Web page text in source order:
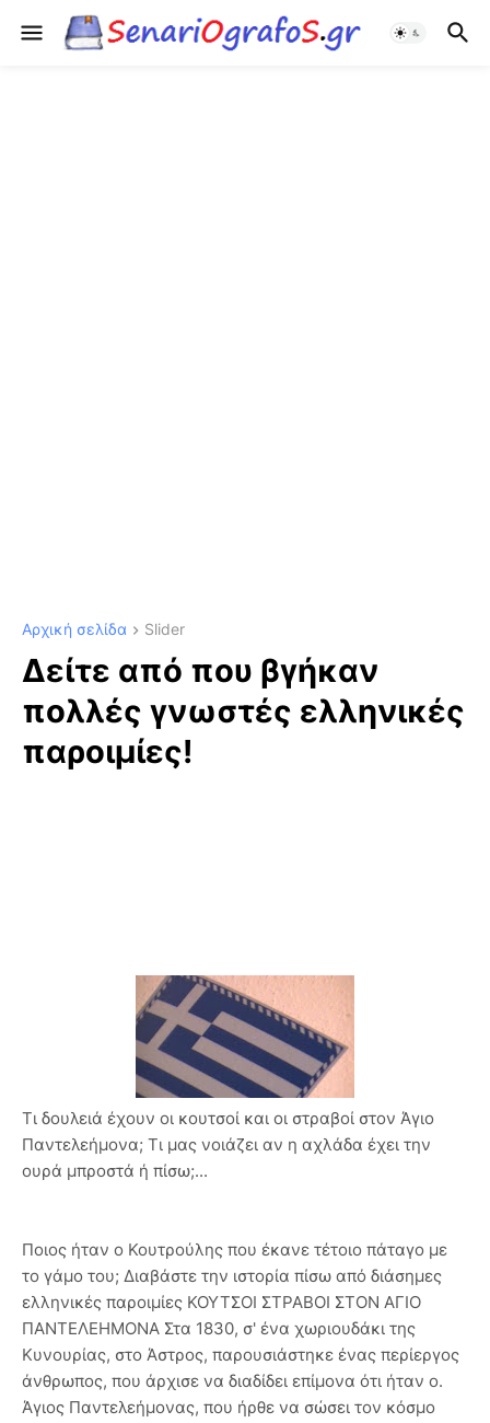
Αρχική σελίδα Slider
Δείτε από που βγήκαν
πολλές γνωστές ελληνικές
παροιμίες!
Τι δουλειά έχουν οι κουτσοί και οι στραβοί στον Άγιο
Παντελεήμονα; Τι μας νοιάζει αν η αχλάδα έχει την
ουρά μπροστά ή πίσω;...
Ποιος ήταν ο Κουτρούλης που έκανε τέτοιο πάταγο με το γάμο του; Διαβάστε την ιστορία πίσω από διάσημες ελληνικές παροιμίες ΚΟΥΤΣΟΙ ΣΤΡΑΒΟΙ ΣΤΟΝ ΑΓΙΟ ΠΑΝΤΕΛΕΗΜΟΝΑ Στα 1830, σ' ένα χωριουδάκι της Κυνουρίας, στο Άστρος, παρουσιάστηκε ένας περίεργος άνθρωπος, που άρχισε να διαδίδει επίμονα ότι ήταν ο. Άγιος Παντελεήμονας, που ήρθε να σώσει τον κόσμο από τις διάφορες αρρώστιες, που τον μάστιζαν. Όπως ξέρουμε όλοι μας σχεδόν, ο πραγματικός Άγιος Παντελεήμονας είναι ο προστάτης των ανάπηρων και οι Χριστιανοί πιστεύουν ότι γιατρεύει, εκτός από τις άλλες παθήσεις και τις παραμορφώσεις του σώματος, καθώς και τους τυφλούς. Ο άγνωστος, ωστόσο, του Άστρους δεν έκανε το παραμικρό θαύμα. Επειδή, όμως, δεν ενοχλούσε κανέναν με την παρουσία, τον άφηναν να λέει ό,τι θέλει. Παρ όλ' αυτά, η φήμη πως στο όμορφο χωριό της Κυνουρίας παρουσιάστηκε ο Άγιος Παντελεήμονας, απλώθηκε γρήγορα σε όλη την τότε Ελλάδα. Όπως ήταν επόμενο, όσοι έπασχαν από τα μάτια τους, τ' αφτιά τους, τα πόδια τους και από ένα σωρό άλλες ασθένειες, παράτησαν τα σπίτια τους και τις δουλειές τους και ξεκίνησαν να πάνε στο Άστρος, με την ελπίδα ότι θα γίνουν καλά. Κι ήταν τόσοι πολλοί αυτοί οι ανάπηροι, ώστε από τα διάφορα χωριά που περνούσαν, έλεγαν οι άλλοι που τους έβλεπαν: «Κουτσοί, στραβοί, στον Άγιο Παντελεήμονα» ΠΙΣΩ ΕΧΕΙ Η ΑΧΛΑΔΑ ΤΗΝ ΟΥΡΑ Οι Ενετοί, που άλλοτε κυριαρχούσαν στις θάλασσες, εγκαινίασαν πρώτοι τα ιστιοφόρα μεταγωγικά, όταν ήθελαν να μεταφέρουν το στρατό τους. Τα καράβια αυτά ήταν ξύλινα και πελώρια και είχαν σχήμα αχλαδιού. Έσερναν δε τις περισσότερες φορές πίσω τους ένα μικρό καραβάκι, που έβαζαν μέσα τον οπλισμό και τα πολεμοφόδια, όπως ακόμα τρόφιμα και διάφορα πολεμικά σύνεργα. Οι Έλληνες τα είχαν βαφτίσει αχλάδες από το σχήμα τους. Έτσι όταν καμιά φορά στο πέλαγος παρουσιαζότανε κανένα άγνωστο καράβι, οι νησιώτες ( βιγλάτορες) ανέβαιναν πάνω στους βράχους και απ'εκεί παρακολουθούσαν με αγωνία τις κινήσεις του. Αν ήταν απλώς ιστιοφόρο, δεν ανησυχούσαν τόσο, γιατί υπήρχε πιθανότης να συνεχίσει αλλού τον δρόμο του. Αν όμως ήταν "Αχλάδα" τους έπιανε πανικός, γιατί καταλάβαιναν ότι σε λίγο θ'άρχιζαν μάχες, πολιορκίες, πείνες και θάνατοι. Έφευγαν τότε για να πάνε να ετοιμάσουν την άμυνα τους. Από στόμα σε στόμα κυκλοφορούσε η φήμη ότι η "Αχλάδα" έχει πίσω την ουρά. Με την ουρά εννοούσαν το καραβάκι που έσερνε το μεταγωγικό. Άρα επίθεση. Και έλεγαν: "Πίσω έχει η Αχλάδα την ουρά", τι θα γίνει; ΠΛΗΡΩΣΕ ΤΑ ΜΑΛΛΙΑ ΤΗΣ ΚΕΦΑΛΗΣ ΤΟΥ Οι φόροι πριν από το 19ο αιώνα ήταν τόσοι πολλοί στην Ελλάδα, ώστε όσοι δεν είχαν να πληρώσουν, έβγαιναν στο βουνό. Για τη φοβερή αυτή φορολογία, ο ιστορικός Χριστόφορος Άγγελος, γράφει τα εξής χαρακτηριστικά: Οι επιβληθέντες φόροι ήσαν αναρίθμητοι, αλλά καί άνισοι. Εκτός της δέκατης, του εγγείου και της διακατοχής των ιδιοκτησιών, έκαστη οικογένεια κατέβαλε χωριστά φόρον καπνού (εστίας), δασμόν γάμου, δούλου και δούλης καταλυμάτων, επαρχιακών εξόδων καφτανίων, καρφοπετάλλων και άλλων εκτάκτων. Ενώ δε ούτο βαρείς καθ' εαυτούς ήσαν οί επιβληθέντες φόροι, έτι βαρυτέρους και αφορήτους καθίστα ο τρόπος της εισπράξεως και η δυναστεία των αποσταλλομένων πρός τούτο υπαλλήλωνη εκμισθωτών. Φόρος ωσαύτως ετίθετο απί των ραγιάδων (υπόδουλος-τουρκ.raya) εκείνων οίτινες έτρεφον μακράν κόμην». Από το τελευταίο αυτό, έμεινε παροιμιώδης η φράση: «πλήρωσε τα μαλλιά της κεφαλής του» ΠΡΑΣΣΕΙΝ ΑΛΟΓΑ Όταν κάποιος σε μία συζήτηση μας λέει πράγματα με τα οποία διαφωνούμε ή μας ακούγονται παράλογα, συνηθίζουμε να λέμε: "Μα τί είναι αυτά που μου λες? Αυτά είναι αηδίες και πράσσειν άλογα!". Το "πράσσειν άλογα" λοιπόν, δεν είνα πράσινα άλογα όπως πιστεύει πολύς κόσμος, όπως τα μικρά μου πόνυ, αλλά αρχαία ελληνική έκφραση.Προέρχεται εκ του ενεργητικού απαρέμφατου του ρήματος "πράττω" ή/και "πράσσω" (τα δύο τ, αντικαθίστανται στα αρχαία και από δύο σ), που είναι το "πράττειν" ή/και "πράσσειν" και του "άλογο" που είναι ουσιαστικά το ουσιαστικό "λόγος"=λογική (σε μία από τις έννοιες του) με το α στερητικό μπροστά. Α-λογο=παράλογο =>Πράσσειν άλογα, το να κάνει κανείς παράλογα πράγματα ΕΙΜΑΣΤΕ ΓΙΑ ΤΑ ΠΑΝΗΓΥΡΙΑ Στην Κόρινθο, που ήταν πλούσια πόλη, γίνονταν δύο πανηγύρια, για εμπόρους απ' όλο τον κόσμο. Το καθένα είχε διάρκεια ενάμιση μήνα. Όταν την κατέκτησαν οι Φράγκοι, αυτά συνεχίστηκαν. Όσοι συμμετείχαν σ' αυτά σαν να μην τρέχει τίποτα, έλεγαν, όταν τους ρωτούσαν, που πάνε : « είμαστε για τα πανηγύρια » . Έκφραση που σήμερα επικρατεί για όσους δεν έχουν επίγνωση της σοβαρότητας μιας κατάστασης ΤΙ ΚΑΠΝΟ ΦΟΥΜΑΡΕΙΣ Συχνά, για κάποιον που δεν ξέρουμε τι είναι, ρωτάμε συνήθως : « τι καπνό φουμάρει; ». Η φράση αυτή δεν προέρχεται, όπως νομίζουν πολλοί, από τη μάρκα των τσιγάρων που καπνίζει, αλλά κρατάει από τα βυζαντινά ακόμη χρόνια, ίσως και πιο παλιά. Η λέξη « καπνός » έχει εδώ την αρχαία σημασία της εστίας, δηλαδή, του σπιτιού. Ο ιστορικός Π. Καλλιγάς λέει κάπου : «Οι φορατζήδες έμπαιναν εις τας οικίας των εντόπιων και ερωτούν "τι καπνό φουμάρει εδώ; Κατά την απόκριση δε έβανον τον αναλογούντα φόρον». Όταν, λοιπόν, την εποχή εκείνη έλεγαν « καπνό », εννοούσαν σπίτι ΕΒΓΑΛΕ ΤΗΝ ΜΠΕΜΠΕΛΗ Μπέμπελη, είναι η ιλαρά (μεταδοτική, εξανθηματική νόσος). Η λέξη είναι σλαβικής προέλευσης (pepeli=στάχτη). Η φράση «έβγαλε την μπέμπελη», σημαίνει ότι κάποιος ζεσταίνεται και ιδρώνει υπερβολικά. Ο συσχετισμός της ζέστης με την ιλαρά, προκύπτει από την πρακτική ιατρική, σύμφωνα με την οποία, κάποιος που νοσεί από ιλαρά θα πρέπει να ντύνεται βαριά, έτσι ώστε να ζεσταθεί και να ιδρώσει και να «βγάλει» έτσι από πάνω την αρρώστια (δηλαδή την μπέμπελη) ΜΠΑΤΕ ΣΚΥΛΟΙ ΑΛΕΣΤΕ ΚΑΙ ΑΛΕΣΤΙΚΑ ΜΗ ΔΙΝΕΤΕ Οι Φράγκοι, που είχαν υποδουλώσει άλλοτε την Ελλάδα, έκαναν τόσα μαρτύρια στους κατοίκους, ώστε οι Έλληνες τούς βάφτισαν «Σκυλόφραγκους». Ό,τι είχαν και δεν είχαν, τούς το έπαιρναν, κυρίως όμως ενδιαφερόντουσαν για το αλεύρι, που τούς ήταν απαραίτητο για να φτιάχνουν ψωμί. Κάποτε σ' ένα χωριουδάκι της Πάτρας μπήκαν μερικοί στρατιώτες σ' ένα μύλο και απαίτησαν από τον μυλωνά να τους αλέσει όλο το σιτάρι που υπήρχε εκεί, με την υπόσχεση ότι θα τού πλήρωναν τ' αλεστικά. Ο μυλωνάς ονομαζόταν Γιάννης Ζήσιμος, κι ήταν γνωστός για την παλικαριά του και την εξυπνάδα του. Όταν είδε τους Φράγκους να θέλουν να τού αρπάξουν το βιος του με το έτσι το θέλω, φούντωσε ολόκληρος. Συγκρατήθηκε, όμως, και δικαιολογήθηκε ότι δεν μπορεί μόνος του ν' αλέσει τόσες οκάδες σιτάρι. Οι στρατιώτες τού είπαν τότε ότι θα τον βοηθούσαν αυτοί. Ο Ζήσιμος τούς πέρασε στον μύλο και τούς είπε δήθεν ευγενικά: «Μπάτε σκύλοι αλέστε και αλεστικά μη δώσετε». Ύστερα τούς κλείδωσε μέσα κι έβαλε φωτιά στο μύλο. Εκεί τούς έκαψε όλους σαν ποντίκια κι αυτός εξαφανίστηκε. ΤΟΥ ΕΨΗΣΕ ΤΟ ΨΑΡΙ ΣΤΑ ΧΕΙΛΗ Ο λαός του Βυζαντίου γιόρταζε με μεγάλη κατάνυξη και πίστη όλες τις μέρες της Σαρακοστής. Το φαγητό του ήταν μαρουλόφυλλα βουτηγμένα στο ξίδι, μαυρομάτικα φασόλια, φρέσκα κουκιά και θαλασσινά. Στα μοναστήρια, όμως, ήταν ακόμη πιο αυστηρά, αν και πολλοί καλόγεροι, που δεν μπορούσαν να κρατήσουν περισσότερο τη νηστεία, έκαναν πολλές κρυφές.αμαρτίες κι έτρωγαν αβγά ή έπιναν γάλα. Αν τύχαινε, όμως, κανένας απ' αυτούς να πέσει στην αντίληψη των άλλων -ότι είχε σπάσει δηλαδή τη νηστεία του- καταγγελλόταν αμέσως στο ηγουμενοσυμβούλιο και καταδικαζόταν στις πιο αυστηρές ποινές. Κάποτε λοιπόν, ένας καλόγερος, ο Μεθόδιος, πιάστηκε να τηγανίζει ψάρια μέσα σε μια σπηλιά, που ήταν κοντά στο μοναστήρι. Το αμάρτημά του θεωρήθηκε φοβερό. Το ηγούμενο συμβούλιο τον καταδίκασε τότε στην εξής τιμωρία: Διάταξε και του γέμισαν το στόμα με αναμμένα κάρβουνα και κει πάνω έβαλαν ένα ωμό ψάρι, για να ψηθεί! Το γεγονός αυτό το αναφέρει ο Θεοφάνης. Φυσικά ο καλόγερος πέθανε έπειτα από λίγο μέσα σε τρομερούς πόνους. Αλλά ωστόσο έμεινε η φράση «Μου έψησε το ψάρι στα χείλη» ή «Του έψησε το ψάρι στα χείλη» ΜΑΣ ΑΛΛΑΞΑΝ ΤΑ ΦΩΤΑ Μια παράξενη συνήθεια στην Αγγλία ήταν να κατραμώνουν τους λαθρέμπορους. Τους κρεμούσαν στις ακτές της θάλασσας, τους άλειβαν με πίσσα και τους άφηναν εκεί να αιωρούνται βδομάδες, μήνες και χρόνια, καμιά φορά. Έβαζαν δε τις κρεμάλες σε απόσταση πάνω στους βράχους της παραλίας. Αυτή η απάνθρωπη συνήθειο κράτησε ως τα τελευταία, σχεδόν, χρόνια. Στα 1822, έβλεπε κανείς στον πύργο του Δούβρου τρεις τέτοιους κρεμασμένους. Η Αγγλία έκανε τα ίδια με τους κλέφτες, τους εμπρηστές και τους δολοφόνους. Ο Τζον Πέιvτερ, που έβαλε φωτιά στα ναυτομάγαζα του Πόρτσμουθ, κρεμάστηκε και κατραμώθηκε στα 1776. Ο αβάς Κόγερ τον ξαναείδε στα 1777. Ο Πέιντερ ήταν αλυσοδεμένος και κρεμασμένος πάνω από τα ερείπια που είχε προξενήσει ο ίδιος, τον φρεσκοπίσσωναν δε από καιρό σε καιρό, για να διατηρείται. Τέλος, τον αντικατέστησαν ύστερα από τέσσερα χρόνια. Με τον ίδιο τρόπο οι Βυζαντινοί τιμωρούσαν πολλούς εγκληματίες, που έκαναν, όμως και χρέη φαναριών! Τους έβαζαν, δηλαδή, φωτιά στα πόδια και τους άφηναν να καίγονται σαν λαμπάδες. Και φαίνεται πως οι δολοφόνοι ήταν πολλοί την εποχή εκείνη, αφού για ένα ορισμένο χρονικό διάστημα φώτιζαν τον Κεράτιο κόλπο. Αργότερα, όμως, τους αντικατέστησαν με αληθινούς πυρσούς. Αυτοί ωστόσο, που ήθελαν να καίγονται οι εγκληματίες, έλεγαν δυσαρεστημένοι: «Μας άλλαξαν τα φώτα» ΑΚΟΜΑ ΔΕΝ ΤΟΝ ΕΙΔΑΝΕ, ΓΙΑΝΝΗ ΤΟΝ ΒΑΦΤΙΣΑΝΕ Ο Τριπολιτσιώτης Αγγελάκης Νικηταράς, παράγγειλε κάποτε του Κολοκοτρώνη -που ήταν στενός του φίλος- να κατέβει στο χωριό, για να βαφτίσει το μωρό του. Ο Νικηταράς τού παράγγειλε ότι το παιδί επρόκειτο να το βγάλουν Γιάννη, αλλά για να τον τιμήσουν, αποφάσισαν να του δώσουν τ' όνομά του, δηλαδή Θεόδωρο. Ο θρυλικός Γέρος του Μοριά απάντησε τότε, πως ευχαρίστως θα πήγαινε μόλις θα «έκλεβε λίγον καιρό», γιατί τις μέρες εκείνες έδινε μάχες. Έτσι θα πέρασε ένας ολόκληρος μήνας σχεδόν κι ο Κολοκοτρώνης δεν κατόρθωσε να πραγματοποιήσει την υπόσχεση που είχε δώσει. Δεύτερη, λοιπόν, παραγγελία του Νικηταρά. Ώσπου ο Γέρος πήρε την απόφαση και με δύο παλικάρια του κατέβηκε στο χωριό. Αλλά μόλις μπήκε στο σπίτι του φίλου του, δεν είδε κανένα μωρό, ούτε καμμιά προετοιμασία για βάφτιση. Τι είχε συμβεί: Η γυναίκα του Νικηταρά ήταν στις μέρες της να γεννήσει. Επειδή όμως, ο τελευταίος ήξερε πως ο Γέρος ήταν απασχολημένος στα στρατηγικά του καθήκ